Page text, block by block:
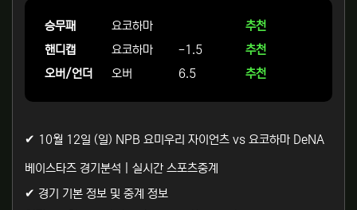
승무패 요코하마
추천
핸디캡
요코하마 -1.5
추천
오버/언더
오버 6.5 추천
✔ 10월 12일 (일) NPB 요미우리 자이언츠 vs 요코하마 DeNA
베이스타즈 경기분석 | 실시간 스포츠중계
✔ 경기 기본 정보 및 중계 정보